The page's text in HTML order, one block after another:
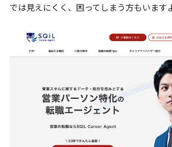
では見えにくく、困ってしまう方もいます